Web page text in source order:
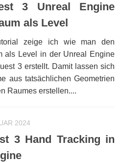
3 Unreal Engine
als Level
zeige ich wie man den
als Level in der Unreal Engine
3 erstellt. Damit lassen sich
aus tatsächlichen Geometrien
Raumes erstellen....
2024
3 Hand Tracking in